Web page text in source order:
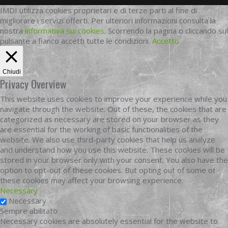
IMDI utilizza cookies proprietari e di terze parti al fine di
migliorare i servizi offerti. Per ulteriori informazioni consulta la
nostrainformativa sui cookies. Scorrendo la pagina o cliccando sul
pulsante a fianco accetti tutte le condizioni. Accetto
Chiudi
Privacy Overview
This website uses cookies to improve your experience while you
navigate through the website. Out of these, the cookies that are
categorized as necessary are stored on your browser as they
are essential for the working of basic functionalities of the
website. We also use third-party cookies that help us analyze
and understand how you use this website. These cookies will be
stored in your browser only with your consent. You also have the
option to opt-out of these cookies. But opting out of some of
these cookies may affect your browsing experience.
Necessary
Necessary
Sempre abilitato
Necessary cookies are absolutely essential for the website to